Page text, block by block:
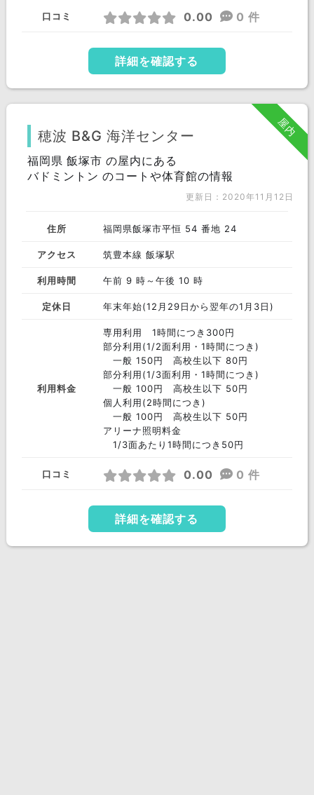
口コミ 0.00 0 件
詳細を確認する
屋内
穂波 B&G 海洋センター
福岡県 飯塚市 の屋内にある
バドミントン のコートや体育館の情報
更新日：2020年11月12日
住所 福岡県飯塚市平恒 54 番地 24
アクセス 筑豊本線 飯塚駅
利用時間 午前 9 時～午後 10 時
定休日 年末年始(12月29日から翌年の1月3日)
利用料金
専用利用 1時間につき300円
部分利用(1/2面利用・1時間につき)
一般 150円 高校生以下 80円
部分利用(1/3面利用・1時間につき)
一般 100円 高校生以下 50円
個人利用(2時間につき)
一般 100円 高校生以下 50円
アリーナ照明料金
1/3面あたり1時間につき50円
口コミ 0.00 0 件
詳細を確認する